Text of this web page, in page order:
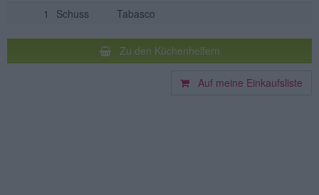
1
Schuss Tabasco
Zu den Küchenhelfern
Auf meine Einkaufsliste